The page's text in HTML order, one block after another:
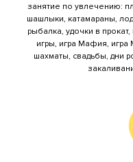
Большая баня
Японская баня Фурако
Дополнительные
занятие по увлечению:
шашлыки, катамараны,
рыбалка, удочки в
игры, игра Мафия, игра
шахматы, свадьбы, дни